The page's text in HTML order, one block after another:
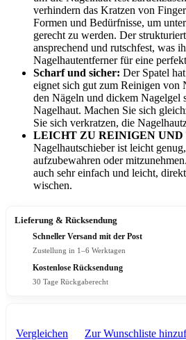
verhindern das Kratzen von
Formen und Bedürfnisse, um
gerecht zu werden. Der
ansprechend und rutschfest, was
Nagelhautentferner für eine
Scharf und sicher: Der Spatel
eignet sich gut zum Reinigen von
den Nägeln und dickem Nagelgel
Nagelhaut. Machen Sie sich
Sie sich verkratzen, die
LEICHT ZU REINIGEN UND
Nagelhautschieber ist leicht
aufzubewahren oder
auch sehr einfach und leicht,
wischen.
Lieferung & Rücksendung
Schneller Versand mit der Post
Zustellung in 1–6 Werktagen
Kostenlose Rücksendung
30 Tage Rückgaberecht
Vergleichen Zur Wunschliste